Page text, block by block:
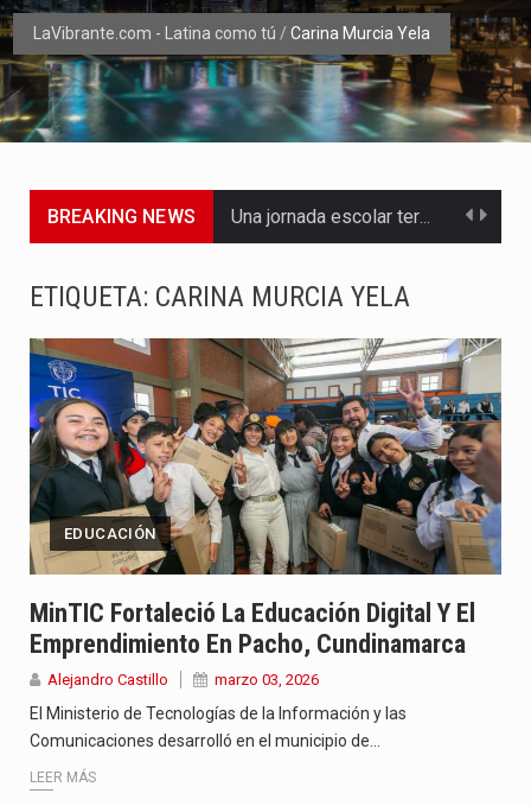
LaVibrante.com - Latina como tú / Carina Murcia Yela
BREAKING NEWS Una jornada escolar terminó en tragedia este viernes 7 de…
Abelardo de la Espriella asumió este viernes 7 de agosto…
La llegada de Álvaro Uribe Vélez a la ceremonia de…
Con una salva de 21 cañonazos se cumplieron los honores…
El presidente electo Abelardo de la Espriella aseguró que durante…
Con el inicio del gobierno de Abelardo de la Espriella,…
Abelardo de la Espriella comenzó su Gobierno con uno de…
ETIQUETA: CARINA MURCIA YELA
EDUCACIÓN
MinTIC Fortaleció La Educación Digital Y El
Emprendimiento En Pacho, Cundinamarca
Alejandro Castillo marzo 03, 2026
El Ministerio de Tecnologías de la Información y las
Comunicaciones desarrolló en el municipio de…
LEER MÁS